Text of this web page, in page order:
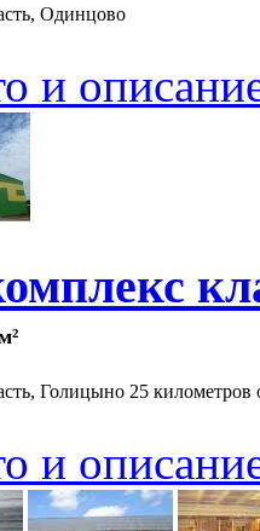
Одинцово
и
Голицыно 25
и